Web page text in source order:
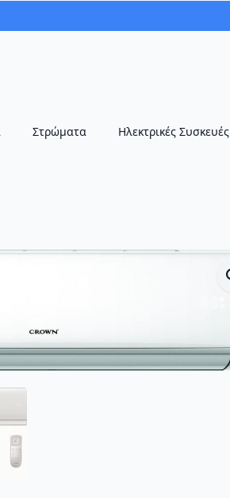
Στρώματα Ηλεκτρικές Συσκευές